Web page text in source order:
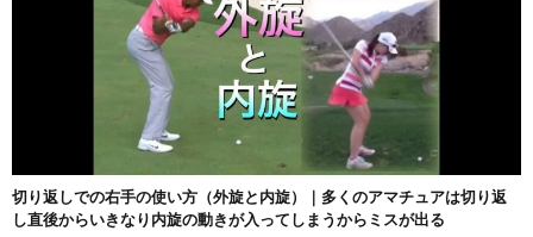
切り返しでの右手の使い方（外旋と内旋）｜多くのアマチュアは切り返
し直後からいきなり内旋の動きが入ってしまうからミスが出る